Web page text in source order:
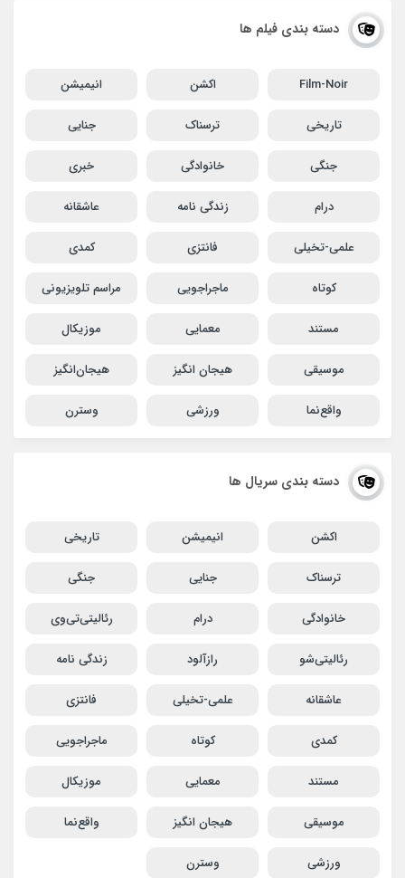
دسته بندی فیلم ها
Film-Noir اکشن انیمیشن
تاریخی ترسناک جنایی
جنگی خانوادگی خبری
درام زندگی نامه عاشقانه
علمی-تخیلی فانتزی کمدی
کوتاه ماجراجویی مراسم تلویزیونی
مستند معمایی موزیکال
موسیقی هیجان انگیز هیجان‌انگیز
واقع‌نما ورزشی وسترن
دسته بندی سریال ها
اکشن انیمیشن تاریخی
ترسناک جنایی جنگی
خانوادگی درام رئالیتی‌تی‌وی
رئالیتی‌شو رازآلود زندگی نامه
عاشقانه علمی-تخیلی فانتزی
کمدی کوتاه ماجراجویی
مستند معمایی موزیکال
موسیقی هیجان انگیز واقع‌نما
ورزشی وسترن